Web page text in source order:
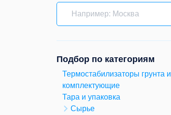
Подбор по категориям
Термостабилизаторы грунта и
комплектующие
Тара и упаковка
Сырье